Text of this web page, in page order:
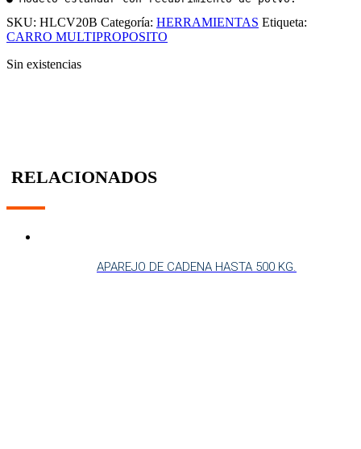
SKU: HLCV20B Categoría: HERRAMIENTAS Etiqueta:
CARRO MULTIPROPOSITO
Sin existencias
RELACIONADOS
APAREJO DE CADENA HASTA 500 KG.